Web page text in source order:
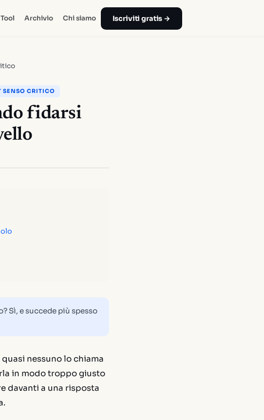
Archivio Chi siamo Iscriviti gratis →
SENSO CRITICO
fidarsi
Sì, e succede più spesso
nessuno lo chiama
in modotroppo giusto
davanti a una risposta